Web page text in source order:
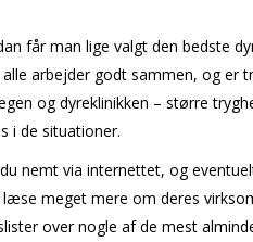
får man lige valgt den bedste
arbejder godt sammen, og er
og dyreklinikken – større
i de situationer.
nemt via internettet, og
meget mere om deres
over nogle af de mest